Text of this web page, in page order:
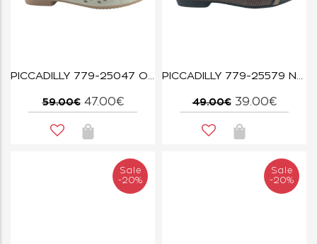
PICCADILLY 779-25047 OFF WHITE
59.00€ 47.00€
PICCADILLY 779-25579 NUDE
49.00€ 39.00€
Sale
-20%
Sale
-20%